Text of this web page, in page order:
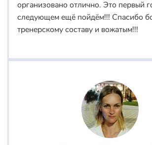
организовано отлично. Это первый
следующем ещё пойдём!!! Спасибо
тренерскому составу и вожатым!!!